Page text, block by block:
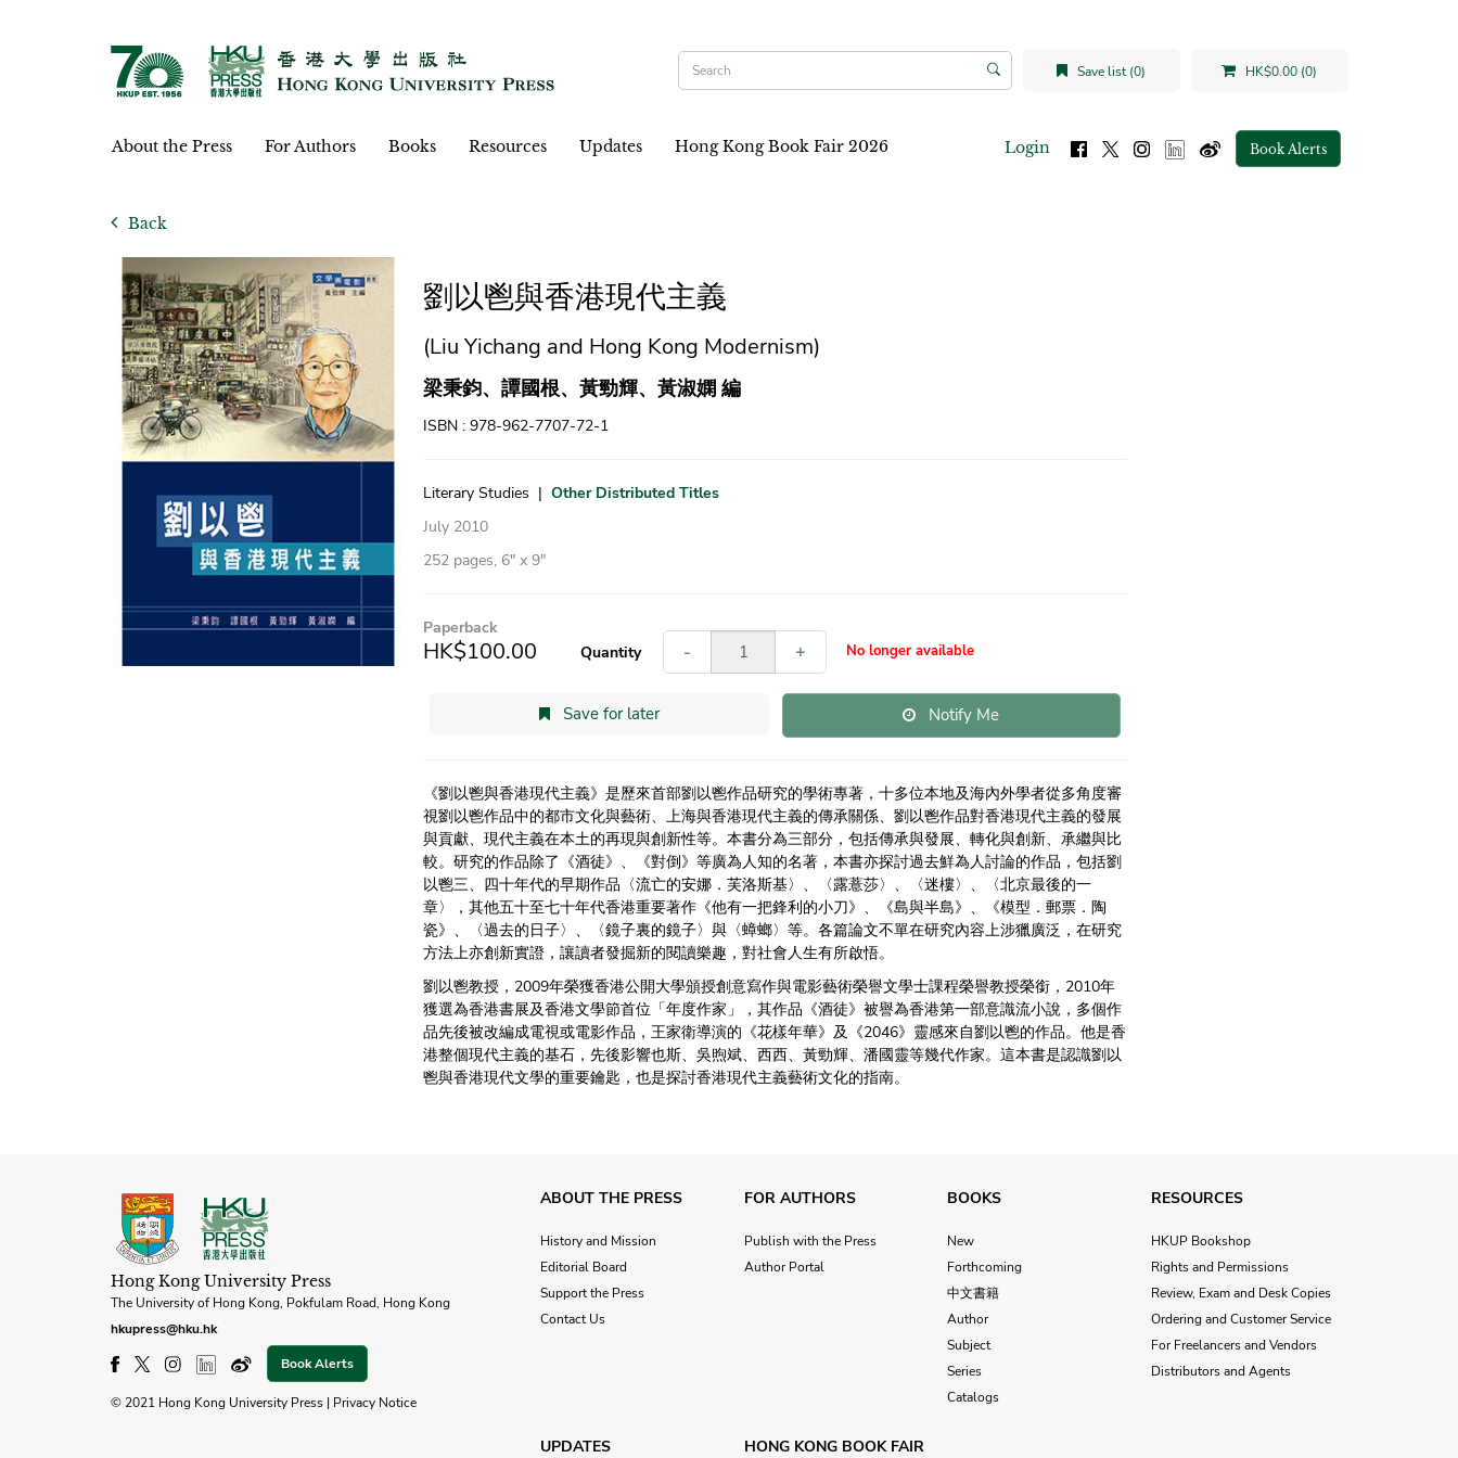
Save list (0) HK$0.00 (0)
About the Press For Authors Books Resources Updates Hong Kong Book Fair 2026 Login Book Alerts
Back
劉以鬯與香港現代主義
(Liu Yichang and Hong Kong Modernism)
梁秉鈞、譚國根、黃勁輝、黃淑嫻 編
ISBN : 978-962-7707-72-1
Literary Studies | Other Distributed Titles
July 2010
252 pages, 6″ x 9″
Paperback
HK$100.00 Quantity - + No longer available
Save for later Notify Me
《劉以鬯與香港現代主義》是歷來首部劉以鬯作品研究的學術專著，十多位本地及海內外學者從多角度審
視劉以鬯作品中的都市文化與藝術、上海與香港現代主義的傳承關係、劉以鬯作品對香港現代主義的發展
與貢獻、現代主義在本土的再現與創新性等。本書分為三部分，包括傳承與發展、轉化與創新、承繼與比
較。研究的作品除了《酒徒》、《對倒》等廣為人知的名著，本書亦探討過去鮮為人討論的作品，包括劉
以鬯三、四十年代的早期作品〈流亡的安娜．芙洛斯基〉、〈露薏莎〉、〈迷樓〉、〈北京最後的一
章〉，其他五十至七十年代香港重要著作《他有一把鋒利的小刀》、《島與半島》、《模型．郵票．陶
瓷》、〈過去的日子〉、〈鏡子裏的鏡子〉與〈蟑螂〉等。各篇論文不單在研究內容上涉獵廣泛，在研究
方法上亦創新實證，讓讀者發掘新的閱讀樂趣，對社會人生有所啟悟。
劉以鬯教授，2009年榮獲香港公開大學頒授創意寫作與電影藝術榮譽文學士課程榮譽教授榮銜，2010年
獲選為香港書展及香港文學節首位「年度作家」，其作品《酒徒》被譽為香港第一部意識流小說，多個作
品先後被改編成電視或電影作品，王家衛導演的《花樣年華》及《2046》靈感來自劉以鬯的作品。他是香
港整個現代主義的基石，先後影響也斯、吳煦斌、西西、黃勁輝、潘國靈等幾代作家。這本書是認識劉以
鬯與香港現代文學的重要鑰匙，也是探討香港現代主義藝術文化的指南。
Hong Kong University Press
The University of Hong Kong, Pokfulam Road, Hong Kong
hkupress@hku.hk
Book Alerts
© 2021 Hong Kong University Press | Privacy Notice
ABOUT THE PRESS
History and Mission
Editorial Board
Support the Press
Contact Us
FOR AUTHORS
Publish with the Press
Author Portal
BOOKS
New
Forthcoming
中文書籍
Author
Subject
Series
Catalogs
RESOURCES
HKUP Bookshop
Rights and Permissions
Review, Exam and Desk Copies
Ordering and Customer Service
For Freelancers and Vendors
Distributors and Agents
UPDATES HONG KONG BOOK FAIR